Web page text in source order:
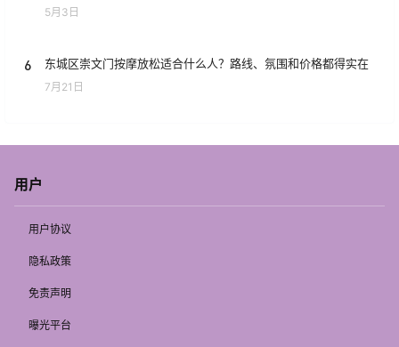
5月3日
6 东城区崇文门按摩放松适合什么人？路线、氛围和价格都得实在
7月21日
用户
用户协议
隐私政策
免责声明
曝光平台